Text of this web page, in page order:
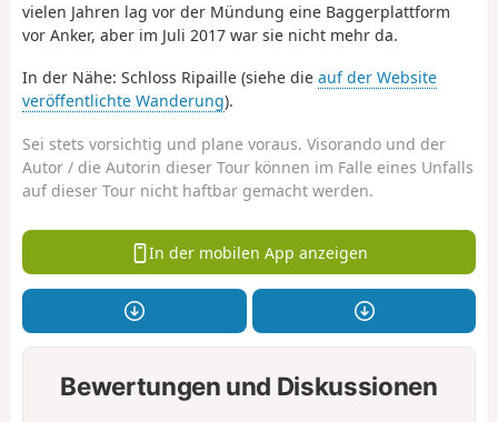
vielen Jahren lag vor der Mündung eine Baggerplattform
vor Anker, aber im Juli 2017 war sie nicht mehr da.
In der Nähe: Schloss Ripaille (siehe die auf der Website
veröffentlichte Wanderung).
Sei stets vorsichtig und plane voraus. Visorando und der
Autor / die Autorin dieser Tour können im Falle eines Unfalls
auf dieser Tour nicht haftbar gemacht werden.
In der mobilen App anzeigen
Bewertungen und Diskussionen